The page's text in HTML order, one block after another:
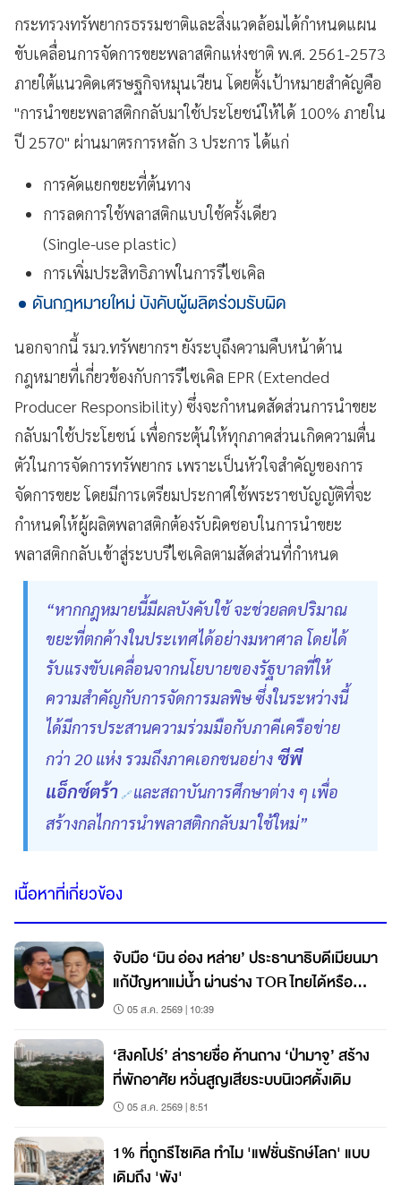
กระทรวงทรัพยากรธรรมชาติและสิ่งแวดล้อมได้กำหนดแผน
ขับเคลื่อนการจัดการขยะพลาสติกแห่งชาติ พ.ศ. 2561-2573
ภายใต้แนวคิดเศรษฐกิจหมุนเวียน โดยตั้งเป้าหมายสำคัญคือ
"การนำขยะพลาสติกกลับมาใช้ประโยชน์ให้ได้ 100% ภายใน
ปี 2570" ผ่านมาตรการหลัก 3 ประการ ได้แก่
การคัดแยกขยะที่ต้นทาง
การลดการใช้พลาสติกแบบใช้ครั้งเดียว
(Single-use plastic)
การเพิ่มประสิทธิภาพในการรีไซเคิล
ดันกฎหมายใหม่ บังคับผู้ผลิตร่วมรับผิด
นอกจากนี้ รมว.ทรัพยากรฯ ยังระบุถึงความคืบหน้าด้าน
กฎหมายที่เกี่ยวข้องกับการรีไซเคิล EPR (Extended
Producer Responsibility) ซึ่งจะกำหนดสัดส่วนการนำขยะ
กลับมาใช้ประโยชน์ เพื่อกระตุ้นให้ทุกภาคส่วนเกิดความตื่น
ตัวในการจัดการทรัพยากร เพราะเป็นหัวใจสำคัญของการ
จัดการขยะ โดยมีการเตรียมประกาศใช้พระราชบัญญัติที่จะ
กำหนดให้ผู้ผลิตพลาสติกต้องรับผิดชอบในการนำขยะ
พลาสติกกลับเข้าสู่ระบบรีไซเคิลตามสัดส่วนที่กำหนด
“หากกฎหมายนี้มีผลบังคับใช้ จะช่วยลดปริมาณ
ขยะที่ตกค้างในประเทศได้อย่างมหาศาล โดยได้
รับแรงขับเคลื่อนจากนโยบายของรัฐบาลที่ให้
ความสำคัญกับการจัดการมลพิษ ซึ่งในระหว่างนี้
ได้มีการประสานความร่วมมือกับภาคีเครือข่าย
กว่า 20 แห่ง รวมถึงภาคเอกชนอย่าง ซีพี
แอ็กซ์ตร้า และสถาบันการศึกษาต่าง ๆ เพื่อ
สร้างกลไกการนำพลาสติกกลับมาใช้ใหม่”
เนื้อหาที่เกี่ยวข้อง
จับมือ ‘มิน อ่อง หล่าย’ ประธานาธิบดีเมียนมา
แก้ปัญหาแม่น้ำ ผ่านร่าง TOR ไทยได้หรือ
เสีย?05 ส.ค. 2569 | 10:39
‘สิงคโปร์’ ล่ารายชื่อ ค้านถาง ‘ป่ามาจู’ สร้าง
ที่พักอาศัย หวั่นสูญเสียระบบนิเวศดั้งเดิม
05 ส.ค. 2569 | 8:51
1% ที่ถูกรีไซเคิล ทำไม 'แฟชั่นรักษ์โลก' แบบ
เดิมถึง 'พัง'